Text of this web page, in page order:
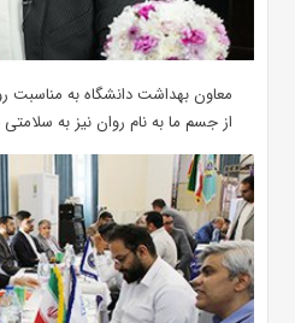
معاون بهداشت دانشگاه به
از جسم ما به نام روان نیز به سلامتی